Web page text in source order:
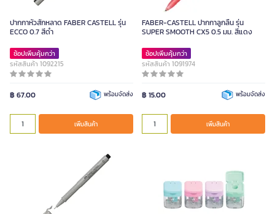
ปากกาหัวสักหลาด FABER CASTELL รุ่น
ECCO 0.7 สีดำ
ช้อปเพิ่มคุ้มกว่า
รหัสสินค้า 1092215
฿ 67.00 พร้อมจัดส่ง
เพิ่มสินค้า
FABER-CASTELL ปากกาลูกลื่น รุ่น
SUPER SMOOTH CX5 0.5 มม. สีแดง
ช้อปเพิ่มคุ้มกว่า
รหัสสินค้า 1091974
฿ 15.00 พร้อมจัดส่ง
เพิ่มสินค้า